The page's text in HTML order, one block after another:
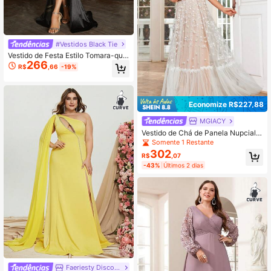
#Vestidos Black Tie
Vestido de Festa Estilo Tomara-que
-Caia de Cetim com Fenda na Coxa
e Detalhe em Tela Contrastante
R$266,66 -19%
Faeriesty Discount
Economize R$227,88
MGIACY
Vestido de Chá de Panela Nupcial c
om Bainha Franzida, Renda Bordad
a Floral e Recortes
Somente 1 Restante
R$302 ,07
-43% Últimos 2 dias